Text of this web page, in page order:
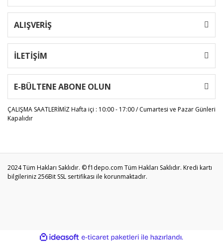
ALIŞVERİŞ
İLETİŞİM
E-BÜLTENE ABONE OLUN
ÇALIŞMA SAATLERİMİZHafta içi : 10:00 - 17:00 / Cumartesi ve Pazar Günleri
Kapalıdır
2024 Tüm Hakları Saklıdır. © f1depo.com Tüm Hakları Saklıdır. Kredi kartı
bilgileriniz 256Bit SSL sertifikası ile korunmaktadır.
ideasoft
e-